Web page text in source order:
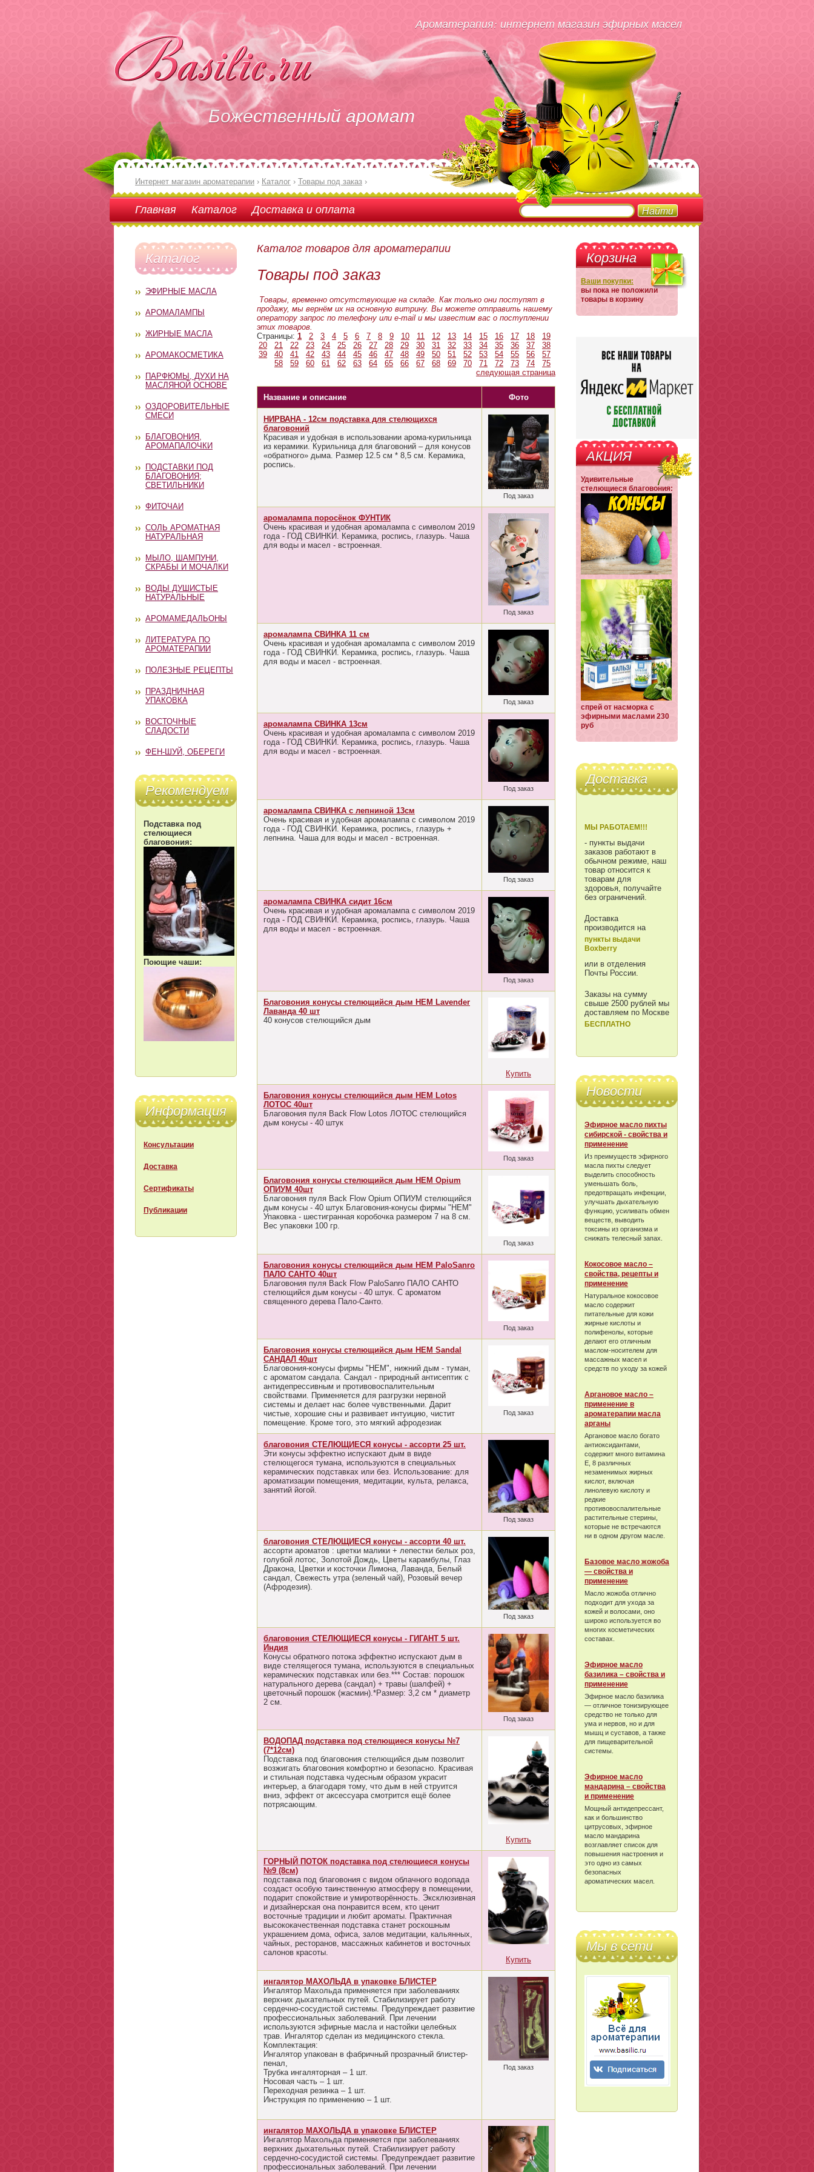
Божественный аромат
Ароматерапия: интернет магазин эфирных масел
Интернет магазин ароматерапии › Каталог › Товары под заказ ›
Главная Каталог Доставка и оплата
Каталог
ЭФИРНЫЕ МАСЛА
АРОМАЛАМПЫ
ЖИРНЫЕ МАСЛА
АРОМАКОСМЕТИКА
ПАРФЮМЫ, ДУХИ НА
МАСЛЯНОЙ ОСНОВЕ
ОЗДОРОВИТЕЛЬНЫЕ
СМЕСИ
БЛАГОВОНИЯ,
АРОМАПАЛОЧКИ
ПОДСТАВКИ ПОД
БЛАГОВОНИЯ;
СВЕТИЛЬНИКИ
ФИТОЧАИ
СОЛЬ АРОМАТНАЯ
НАТУРАЛЬНАЯ
МЫЛО, ШАМПУНИ,
СКРАБЫ И МОЧАЛКИ
ВОДЫ ДУШИСТЫЕ
НАТУРАЛЬНЫЕ
АРОМАМЕДАЛЬОНЫ
ЛИТЕРАТУРА ПО
АРОМАТЕРАПИИ
ПОЛЕЗНЫЕ РЕЦЕПТЫ
ПРАЗДНИЧНАЯ
УПАКОВКА
ВОСТОЧНЫЕ
СЛАДОСТИ
ФЕН-ШУЙ, ОБЕРЕГИ
Рекомендуем
Подставка под
стелющиеся
благовония:
Поющие чаши:
Информация
Консультации
Доставка
Сертификаты
Публикации
Каталог товаров для ароматерапии
Товары под заказ
Товары, временно отсутствующие на складе. Как только они поступят в
продажу, мы вернём их на основную витрину. Вы можете отправить нашему
оператору запрос по телефону или e-mail и мы известим вас о поступлении
этих товаров.
Страницы: 1 2 3 4 5 6 7 8 9 10 11 12 13 14 15 16 17 18
19
20
21 22 23 24 25 26 27 28 29 30 31 32 33 34 35 36 37
38
39
40 41 42 43 44 45 46 47 48 49 50 51 52 53 54 55 56
57
58
59 60 61 62 63 64 65 66 67 68 69 70 71 72 73 74
75
следующая страница
Название и описание Фото
HИРВАНА - 12см подставка для стелющихся
благовоний
Красивая и удобная в использовании арома-курильница
из керамики. Курильница для благовоний – для конусов
«обратного» дыма. Размер 12.5 см * 8,5 см. Керамика,
роспись.
Под заказ
аромалампа поросёнок ФУНТИК
Очень красивая и удобная аромалампа с символом 2019
года - ГОД СВИНКИ. Керамика, роспись, глазурь. Чаша
для воды и масел - встроенная.
Под заказ
аромалампа СВИНКА 11 см
Очень красивая и удобная аромалампа с символом 2019
года - ГОД СВИНКИ. Керамика, роспись, глазурь. Чаша
для воды и масел - встроенная.
Под заказ
аромалампа СВИНКА 13см
Очень красивая и удобная аромалампа с символом 2019
года - ГОД СВИНКИ. Керамика, роспись, глазурь. Чаша
для воды и масел - встроенная.
Под заказ
аромалампа СВИНКА с лепниной 13см
Очень красивая и удобная аромалампа с символом 2019
года - ГОД СВИНКИ. Керамика, роспись, глазурь +
лепнина. Чаша для воды и масел - встроенная.
Под заказ
аромалампа СВИНКА сидит 16см
Очень красивая и удобная аромалампа с символом 2019
года - ГОД СВИНКИ. Керамика, роспись, глазурь. Чаша
для воды и масел - встроенная.
Под заказ
Благовония конусы стелющийся дым HEM Lavender
Лаванда 40 шт
40 конусов стелющийся дым
Купить
Благовония конусы стелющийся дым HEM Lotos
ЛОТОС 40шт
Благовония пуля Back Flow Lotos ЛОТОС стелющийся
дым конусы - 40 штук
Под заказ
Благовония конусы стелющийся дым HEM Opium
ОПИУМ 40шт
Благовония пуля Back Flow Opium ОПИУМ стелющийся
дым конусы - 40 штук Благовония-конусы фирмы "HEM"
Упаковка - шестигранная коробочка размером 7 на 8 см.
Вес упаковки 100 гр.
Под заказ
Благовония конусы стелющийся дым HEM PaloSanro
ПАЛО САНТО 40шт
Благовония пуля Back Flow PaloSanro ПАЛО САНТО
стелющийся дым конусы - 40 штук. С ароматом
священного дерева Пало-Санто.
Под заказ
Благовония конусы стелющийся дым HEM Sandal
САНДАЛ 40шт
Благовония-конусы фирмы "HEM", нижний дым - туман,
с ароматом сандала. Сандал - природный антисептик с
антидепрессивным и противовоспалительным
свойствами. Применяется для разгрузки нервной
системы и делает нас более чувственными. Дарит
чистые, хорошие сны и развивает интуицию, чистит
помещение. Кроме того, это мягкий афродезиак
Под заказ
благовония СТЕЛЮЩИЕСЯ конусы - ассорти 25 шт.
Эти конусы эффектно испускают дым в виде
стелющегося тумана, используются в специальных
керамических подставках или без. Использование: для
ароматизации помещения, медитации, культа, релакса,
занятий йогой.
Под заказ
благовония СТЕЛЮЩИЕСЯ конусы - ассорти 40 шт.
ассорти ароматов : цветки малики + лепестки белых роз,
голубой лотос, Золотой Дождь, Цветы карамбулы, Глаз
Дракона, Цветки и косточки Лимона, Лаванда, Белый
сандал, Свежесть утра (зеленый чай), Розовый вечер
(Афродезия).
Под заказ
благовония СТЕЛЮЩИЕСЯ конусы - ГИГАНТ 5 шт.
Индия
Конусы обратного потока эффектно испускают дым в
виде стелящегося тумана, используются в специальных
керамических подставках или без.*** Состав: порошок
натурального дерева (сандал) + травы (шалфей) +
цветочный порошок (жасмин).*Размер: 3,2 см * диаметр
2 см.
Под заказ
ВОДОПАД подставка под стелющиеся конусы №7
(7*12см)
Подставка под благовония стелющийся дым позволит
возжигать благовония комфортно и безопасно. Красивая
и стильная подставка чудесным образом украсит
интерьер, а благодаря тому, что дым в ней струится
вниз, эффект от аксессуара смотрится ещё более
потрясающим.
Купить
ГОРНЫЙ ПОТОК подставка под стелющиеся конусы
№9 (8см)
подставка под благовония с видом облачного водопада
создаст особую таинственную атмосферу в помещении,
подарит спокойствие и умиротворённость. Эксклюзивная
и дизайнерская она понравится всем, кто ценит
восточные традиции и любит ароматы. Практичная
высококачественная подставка станет роскошным
украшением дома, офиса, залов медитации, кальянных,
чайных, ресторанов, массажных кабинетов и восточных
салонов красоты.
Купить
ингалятор МАХОЛЬДА в упаковке БЛИСТЕР
Ингалятор Махольда применяется при заболеваниях
верхних дыхательных путей. Стабилизирует работу
сердечно-сосудистой системы. Предупреждает развитие
профессиональных заболеваний. При лечении
используются эфирные масла и настойки целебных
трав. Ингалятор сделан из медицинского стекла.
Комплектация:
Ингалятор упакован в фабричный прозрачный блистер-
пенал,
Трубка ингаляторная – 1 шт.
Носовая часть – 1 шт.
Переходная резинка – 1 шт.
Инструкция по применению – 1 шт.
Под заказ
ингалятор МАХОЛЬДА в упаковке БЛИСТЕР
Ингалятор Махольда применяется при заболеваниях
верхних дыхательных путей. Стабилизирует работу
сердечно-сосудистой системы. Предупреждает развитие
профессиональных заболеваний. При лечении
Корзина
Ваши покупки:
вы пока не положили
товары в корзину
АКЦИЯ
Удивительные
стелющиеся благовония:
спрей от насморка с
эфирными маслами 230
руб
Доставка
МЫ РАБОТАЕМ!!!
- пункты выдачи
заказов работают в
обычном режиме, наш
товар относится к
товарам для
здоровья, получайте
без ограничений.
Доставка
производится на
пункты выдачи
Boxberry
или в отделения
Почты России.
Заказы на сумму
свыше 2500 рублей мы
доставляем по Москве
БЕСПЛАТНО
Новости
Эфирное масло пихты
сибирской - свойства и
применение
Из преимуществ эфирного
масла пихты следует
выделить способность
уменьшать боль,
предотвращать инфекции,
улучшать дыхательную
функцию, усиливать обмен
веществ, выводить
токсины из организма и
снижать телесный запах.
Кокосовое масло –
свойства, рецепты и
применение
Натуральное кокосовое
масло содержит
питательные для кожи
жирные кислоты и
полифенолы, которые
делают его отличным
маслом-носителем для
массажных масел и
средств по уходу за кожей
Аргановое масло –
применение в
ароматерапии масла
арганы
Аргановое масло богато
антиоксидантами,
содержит много витамина
Е, 8 различных
незаменимых жирных
кислот, включая
линолевую кислоту и
редкие
противовоспалительные
растительные стерины,
которые не встречаются
ни в одном другом масле.
Базовое масло жожоба
— свойства и
применение
Масло жожоба отлично
подходит для ухода за
кожей и волосами, оно
широко используется во
многих косметических
составах.
Эфирное масло
базилика – свойства и
применение
Эфирное масло базилика
— отличное тонизирующее
средство не только для
ума и нервов, но и для
мышц и суставов, а также
для пищеварительной
системы.
Эфирное масло
мандарина – свойства
и применение
Мощный антидепрессант,
как и большинство
цитрусовых, эфирное
масло мандарина
возглавляет список для
повышения настроения и
это одно из самых
безопасных
ароматических масел.
Мы в сети